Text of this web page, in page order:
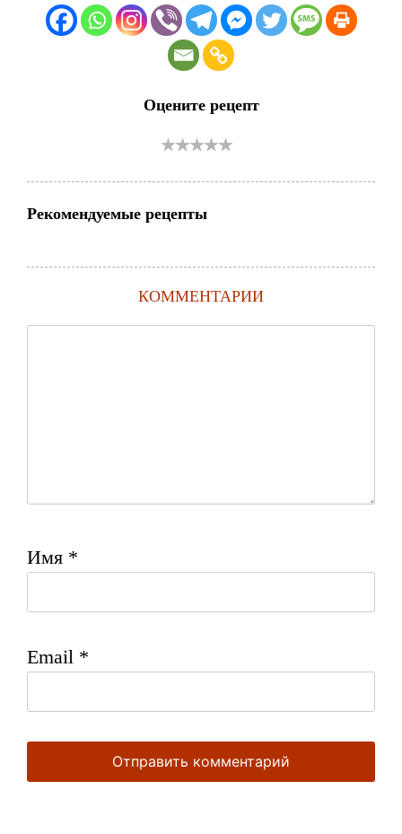
Оцените рецепт
Рекомендуемые рецепты
КОММЕНТАРИИ
Имя *
Email *